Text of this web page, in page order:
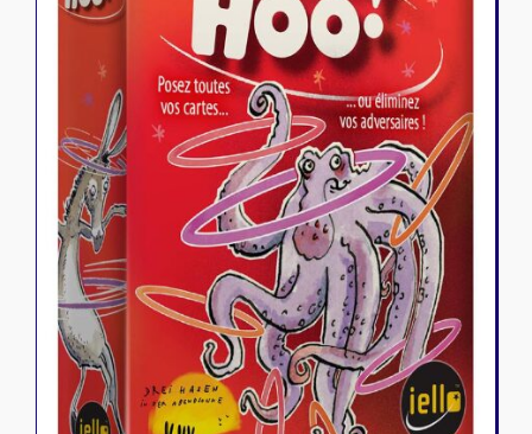
Naruto Mythos
Autres
Tapis de jeu